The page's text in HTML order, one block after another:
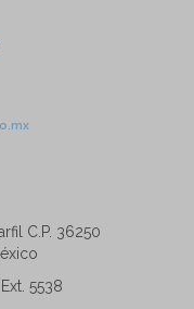
C.P. 36250
5538